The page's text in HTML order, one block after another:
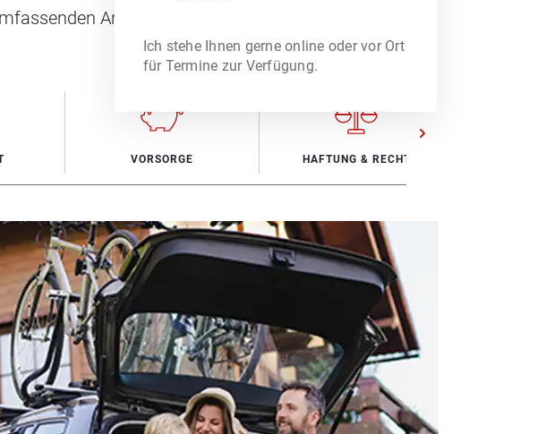
Ich stehe Ihnen gerne online oder vor Ort
für Termine zur Verfügung.
Angebot an Versicherungsleistungen.
VORSORGE HAFTUNG & RECHT